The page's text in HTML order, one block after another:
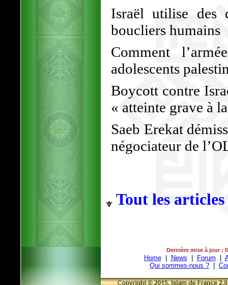
Israël utilise des
boucliers humains
Comment
adolescents
Boycott contre
« atteinte grave à
Saeb Erekat
négociateur de
Tout les articles
Dernière mise à jour :
Home| News Forum
Qui sommes-nous ?